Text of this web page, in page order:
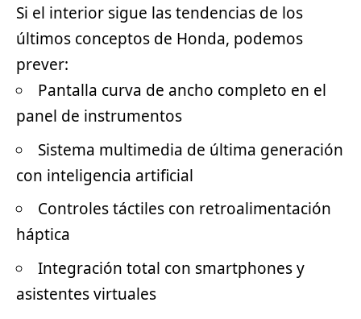
Si el interior sigue las tendencias de los
últimos conceptos de Honda, podemos
prever:
Pantalla curva de ancho completo en el
panel de instrumentos
Sistema multimedia de última generación
con inteligencia artificial
Controles táctiles con retroalimentación
háptica
Integración total con smartphones y
asistentes virtuales